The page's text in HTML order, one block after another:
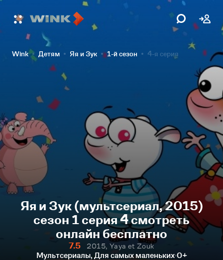
Wink Детям Яя и Зук 1-й сезон 4-я серия
Яя и Зук (мультсериал, 2015)
сезон 1 серия 4 смотреть
онлайн бесплатно
7.5
2015, Yaya et Zouk
Мультсериалы, Для самых маленьких 0+